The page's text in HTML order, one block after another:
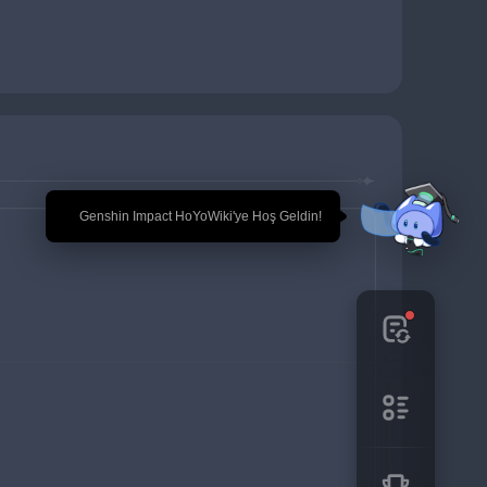
🎉 Genshin Impact HoYoWiki'ye Hoş Geldin!